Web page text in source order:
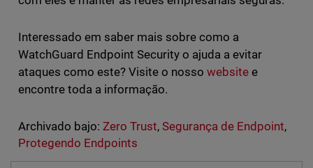
Interessado em saber mais sobre como a
WatchGuard Endpoint Security o ajuda a evitar
ataques como este? Visite o nossowebsite e
encontre toda a informação.
Archivado bajo: Zero Trust, Segurança de Endpoint,
Protegendo Endpoints